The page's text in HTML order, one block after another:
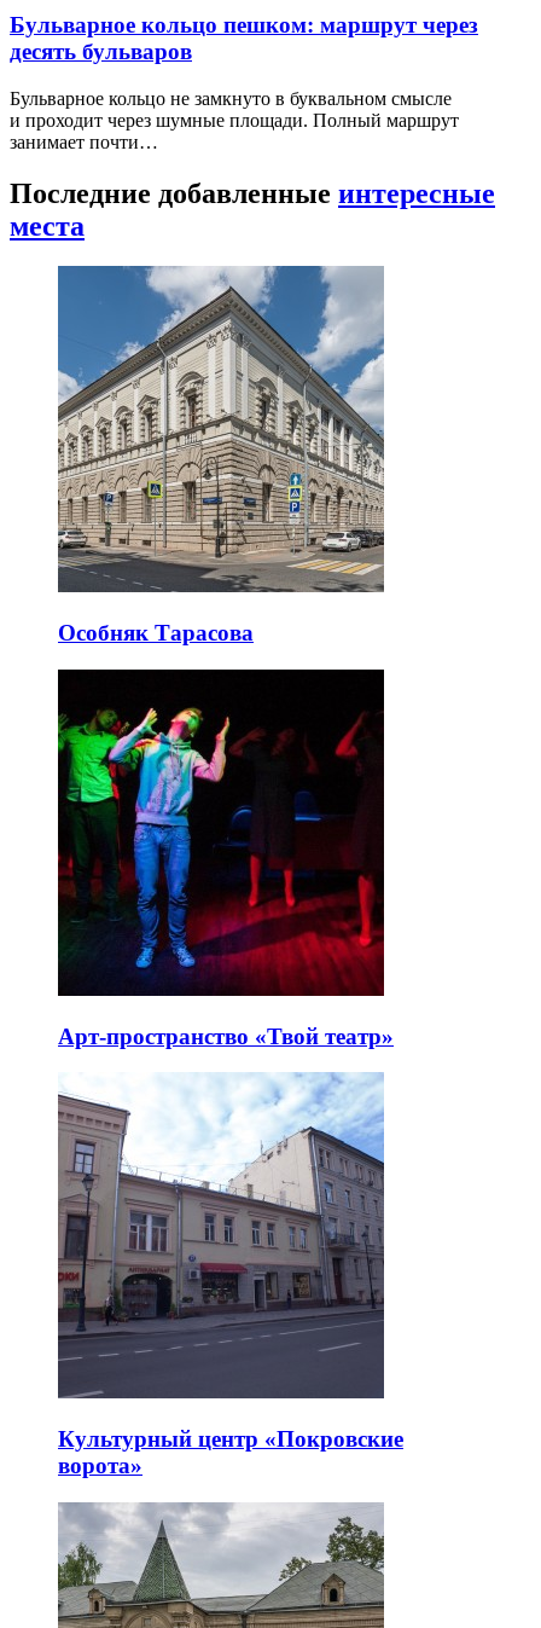
Бульварное кольцо пешком: маршрут через
десять бульваров
Бульварное кольцо не замкнуто в буквальном смысле
и проходит через шумные площади. Полный маршрут
занимает почти…
Последние добавленные интересные
места
Особняк Тарасова
Арт-пространство «Твой театр»
Культурный центр «Покровские
ворота»